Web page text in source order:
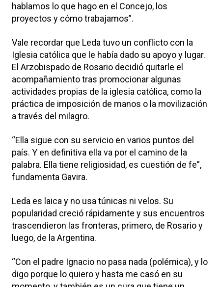
hablamos lo que hago en el Concejo, los
proyectos y cómo trabajamos”.
Vale recordar que Leda tuvo un conflicto con la
Iglesia católica que le había dado su apoyo y lugar.
El Arzobispado de Rosario decidió quitarle el
acompañamiento tras promocionar algunas
actividades propias de la iglesia católica, como la
práctica de imposición de manos o la movilización
a través del milagro.
“Ella sigue con su servicio en varios puntos del
país. Y en definitiva ella va por el camino de la
palabra. Ella tiene religiosidad, es cuestión de fe”,
fundamenta Gavira.
Leda es laica y no usa túnicas ni velos. Su
popularidad creció rápidamente y sus encuentros
trascendieron las fronteras, primero, de Rosario y
luego, de la Argentina.
“Con el padre Ignacio no pasa nada (polémica), y lo
digo porque lo quiero y hasta me casó en su